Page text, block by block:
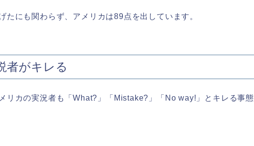
たにも関わらず、アメリカは89点を出しています。
者がキレる
リカの実況者も「What?」「Mistake?」「No way!」とキレる事態